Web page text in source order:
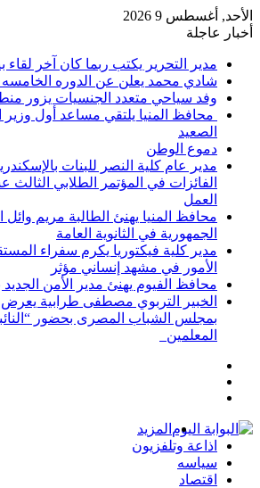
الأحد, أغسطس 9 2026
أخبار عاجلة
مدير التحرير يكتب ربما كان آخر لقاء
شادي محمد يعلن عن الدوره
وفد سياحي متعدد الجنسيات يزور
محافظ المنيا يلتقي مساعد أول
الصعيد
دموع الوطن
مدير عام كلية النصر للبنات
الفائزات في المؤتمر الطلابي
العمل
محافظ المنيا يهنئ الطالبة مريم
الجمهورية في الثانوية العامة
مدير كلية فيكتوريا يكرم سفراء
الأمور في مشهد إنساني مؤثر
محافظ الفيوم يهنئ مدير الأمن
الخبير التربوي مصطفى طرابية
بمجلس الشباب المصرى بحضور
المعلمين
المزيد
اذاعة وتلفزيون
سياسه
اقتصاد